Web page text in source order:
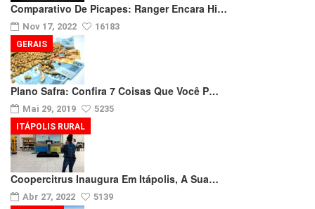
Comparativo De Picapes: Ranger Encara Hi…
Nov 17, 2022 16183
Plano Safra: Confira 7 Coisas Que Você P…
Mai 29, 2019 5235
GERAIS
Coopercitrus Inaugura Em Itápolis, A Sua…
Abr 27, 2022 5139
ITÁPOLIS RURAL